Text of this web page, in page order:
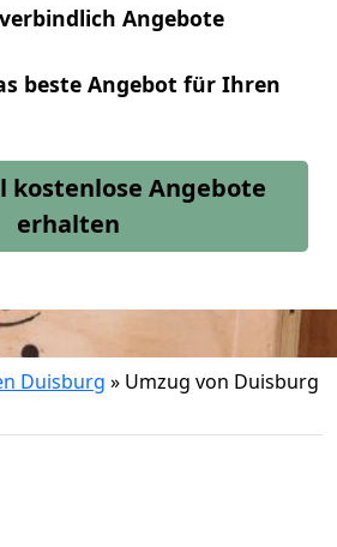
Angebote
beste Angebot für Ihren
kostenlose Angebote
erhalten
Duisburg » Umzug von Duisburg